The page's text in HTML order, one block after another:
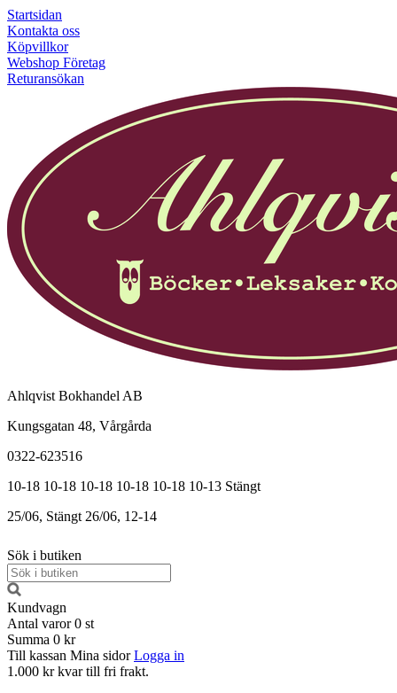
Startsidan
Kontakta oss
Köpvillkor
Webshop Företag
Returansökan
Ahlqvist Bokhandel AB
Kungsgatan 48, Vårgårda
0322-623516
10-18 10-18 10-18 10-18 10-18 10-13 Stängt
25/06, Stängt 26/06, 12-14
Sök i butiken
Kundvagn
Antal varor 0 st
Summa 0 kr
Till kassan Mina sidor Logga in
1.000 kr kvar till fri frakt.